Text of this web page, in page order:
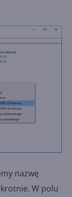
nazwę
W polu